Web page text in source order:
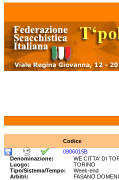
Codice
0906015B
Denominazione:
WE CITTA' DI
Luogo:
TORINO
Tipo/Sistema/Tempo:
Week-end
Arbitri:
FASANO